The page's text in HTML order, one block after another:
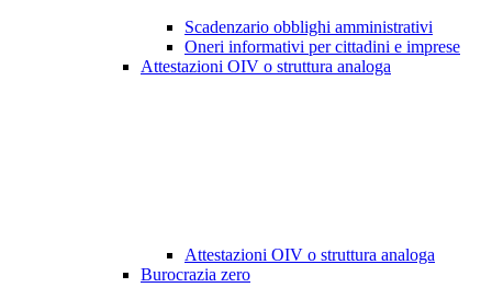
Scadenzario obblighi amministrativi
Oneri informativi per cittadini e imprese
Attestazioni OIV o struttura analoga
Attestazioni OIV o struttura analoga
Burocrazia zero